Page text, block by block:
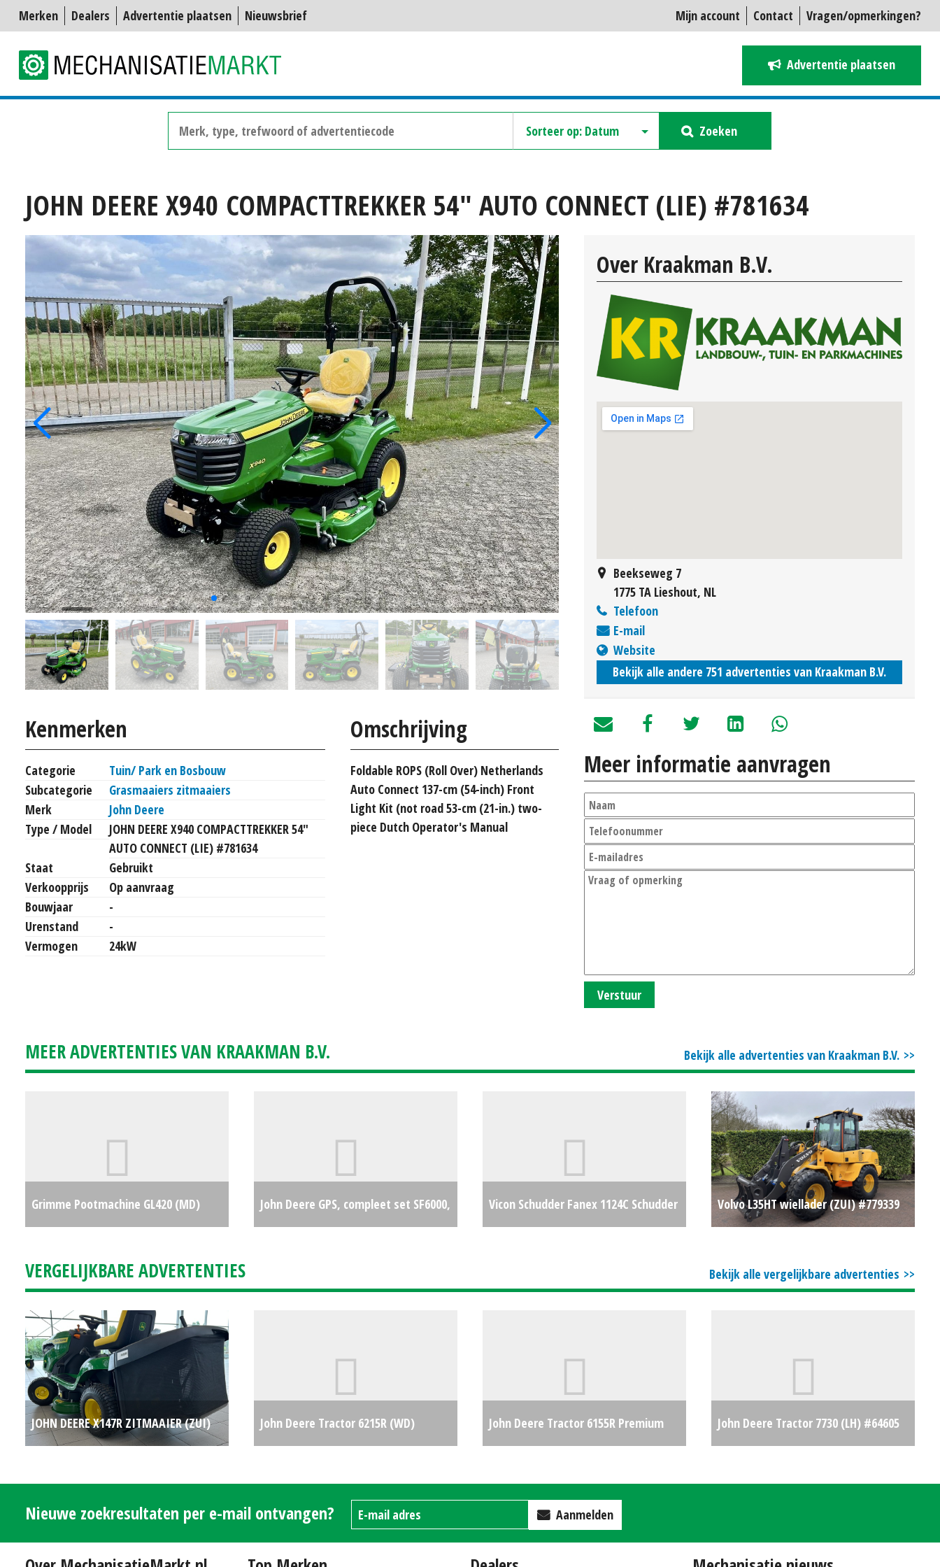
Mijn account Contact Vragen/opmerkingen?
Merken Dealers Advertentie plaatsen Nieuwsbrief
Advertentie plaatsen
Zoeken
JOHN DEERE X940 COMPACTTREKKER 54" AUTO CONNECT (LIE) #781634
Kenmerken
Categorie
Tuin/ Park en Bosbouw
Subcategorie
Grasmaaiers zitmaaiers
Merk
John Deere
Type / Model
JOHN DEERE X940 COMPACTTREKKER 54"
AUTO CONNECT (LIE) #781634
Staat
Gebruikt
Verkoopprijs
Op aanvraag
Bouwjaar
-
Urenstand
-
Vermogen
24kW
Omschrijving
Foldable ROPS (Roll Over) Netherlands
Auto Connect 137-cm (54-inch) Front
Light Kit (not road 53-cm (21-in.) two-
piece Dutch Operator's Manual
Over Kraakman B.V.
Beekseweg 7
1775 TA Lieshout, NL
Telefoon
E-mail
Website
Bekijk alle andere 751 advertenties van Kraakman B.V.
Meer informatie aanvragen
Verstuur
Bekijk alle advertenties van Kraakman B.V.
MEER ADVERTENTIES VAN KRAAKMAN B.V.
Grimme Pootmachine GL420 (MD)
John Deere GPS, compleet set SF6000,
Vicon Schudder Fanex 1124C Schudder
Volvo L35HT wiellader (ZUI) #779339
Bekijk alle vergelijkbare advertenties
VERGELIJKBARE ADVERTENTIES
JOHN DEERE X147R ZITMAAIER (ZUI)
John Deere Tractor 6215R (WD)
John Deere Tractor 6155R Premium
John Deere Tractor 7730 (LH) #64605
Nieuwe zoekresultaten per e-mail ontvangen? Aanmelden